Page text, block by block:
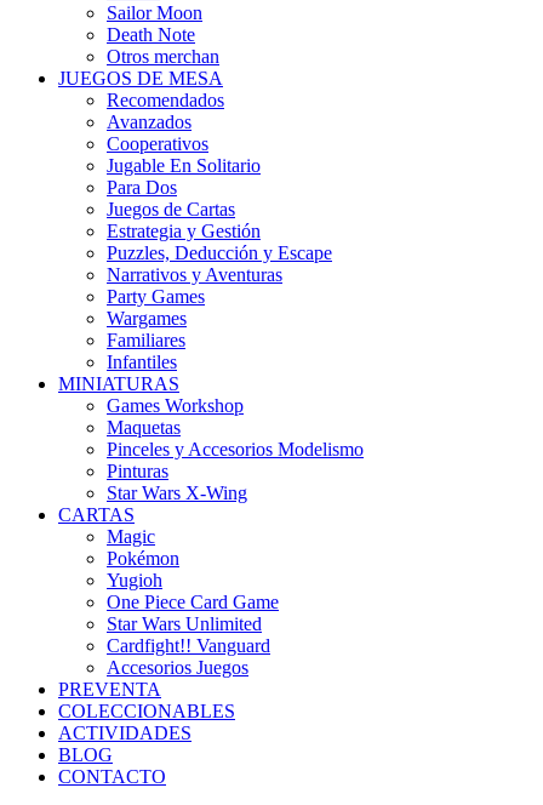
Sailor Moon
Death Note
Otros merchan
JUEGOS DE MESA
Recomendados
Avanzados
Cooperativos
Jugable En Solitario
Para Dos
Juegos de Cartas
Estrategia y Gestión
Puzzles, Deducción y Escape
Narrativos y Aventuras
Party Games
Wargames
Familiares
Infantiles
MINIATURAS
Games Workshop
Maquetas
Pinceles y Accesorios Modelismo
Pinturas
Star Wars X-Wing
CARTAS
Magic
Pokémon
Yugioh
One Piece Card Game
Star Wars Unlimited
Cardfight!! Vanguard
Accesorios Juegos
PREVENTA
COLECCIONABLES
ACTIVIDADES
BLOG
CONTACTO